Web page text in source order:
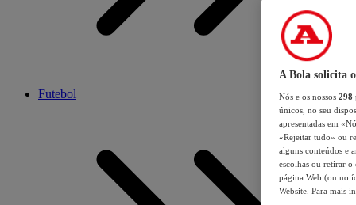
Futebol
A Bola solicita
Nós e os nossos 298
únicos, no seu
apresentadas em
«Rejeitar tudo» ou
alguns conteúdos e
escolhas ou retirar
página Web (ou no
Website. Para mais